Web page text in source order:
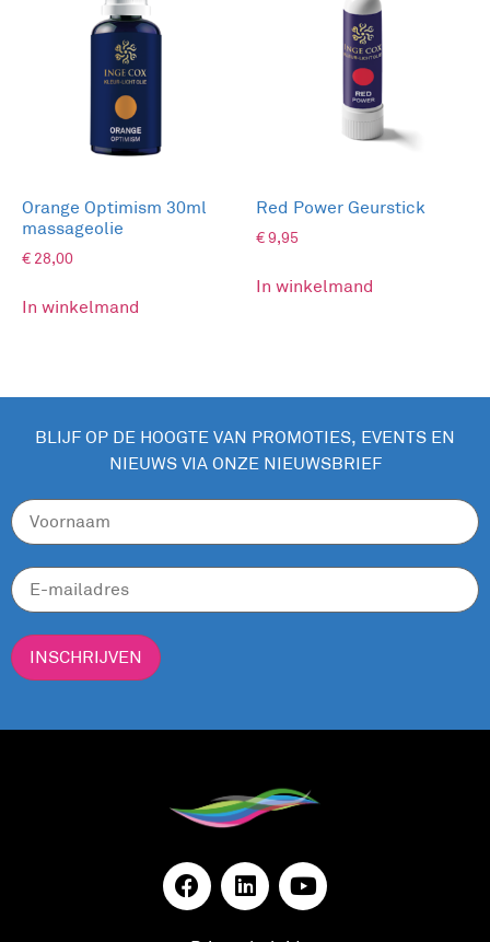
Orange Optimism 30ml
massageolie
€ 28,00
In winkelmand
Red Power Geurstick
€9,95
In winkelmand
BLIJF OP DE HOOGTE VAN PROMOTIES, EVENTS EN
NIEUWS VIA ONZE NIEUWSBRIEF
INSCHRIJVEN